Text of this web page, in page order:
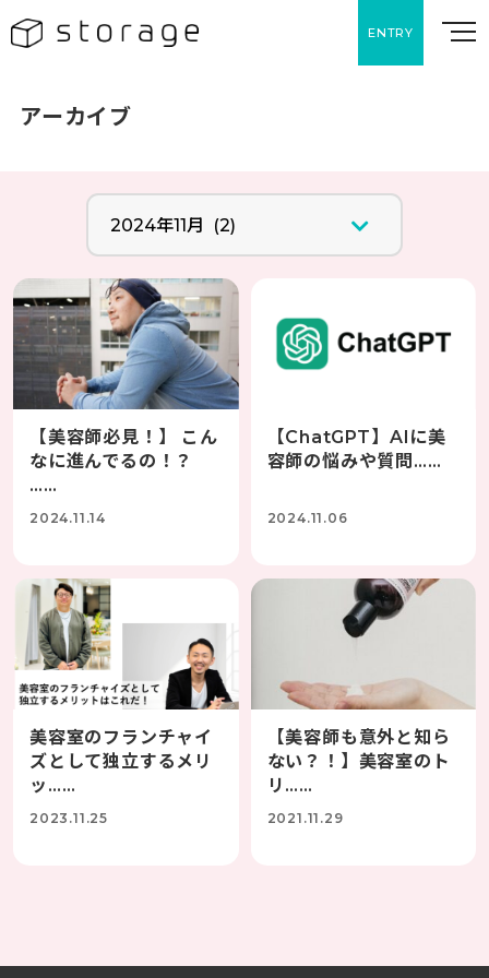
ENTRY
アーカイブ
【美容師必見！】 こん
なに進んでるの！？
……
2024.11.14
【ChatGPT】AIに美
容師の悩みや質問……
2024.11.06
美容室のフランチャイ
ズとして独立するメリ
ッ……
2023.11.25
【美容師も意外と知ら
ない？！】美容室のト
リ……
2021.11.29